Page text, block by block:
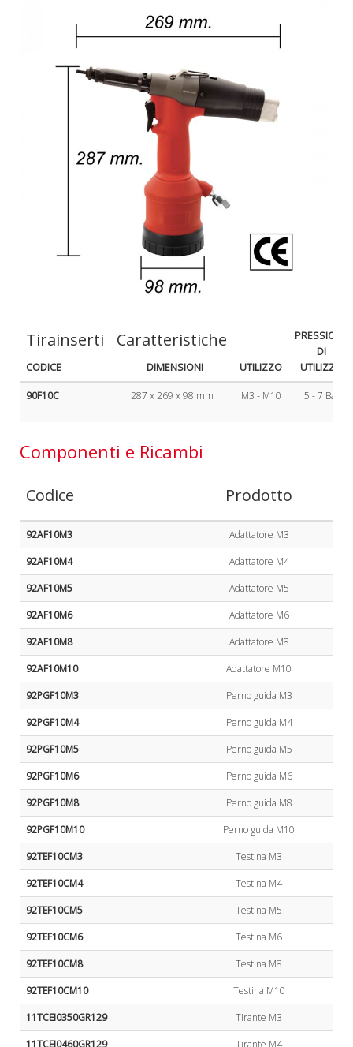
Tirainserti
CODICE
Caratteristiche
DIMENSIONI UTILIZZO
PRESSIONE
DI
UTILIZZO
90F10C 287 x 269 x 98 mm M3 - M10 5 - 7 Bar
Componenti e Ricambi
Codice Prodotto
92AF10M3
Adattatore M3
92AF10M4
Adattatore M4
92AF10M5
Adattatore M5
92AF10M6
Adattatore M6
92AF10M8
Adattatore M8
92AF10M10
Adattatore M10
92PGF10M3
Perno guida M3
92PGF10M4
Perno guida M4
92PGF10M5
Perno guida M5
92PGF10M6
Perno guida M6
92PGF10M8
Perno guida M8
92PGF10M10
Perno guida M10
92TEF10CM3
Testina M3
92TEF10CM4
Testina M4
92TEF10CM5
Testina M5
92TEF10CM6
Testina M6
92TEF10CM8
Testina M8
92TEF10CM10
Testina M10
11TCEI0350GR129
Tirante M3
11TCEI0460GR129
Tirante M4